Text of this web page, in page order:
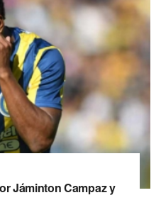
Jáminton Campaz y